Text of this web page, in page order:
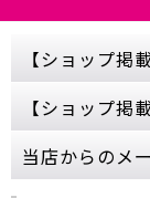
【ショップ掲
お問い合わせから
ご購入希望の商品
売切れにつきカー
【ショップ掲
当ショップに掲載
ゲームズワークシ
お取り寄せはメー
当店からのメ
ご購入やお問い合